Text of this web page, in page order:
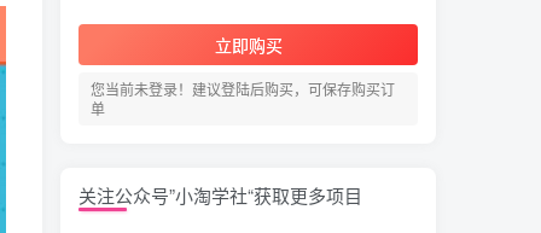
立即购买
您当前未登录！建议登陆后购买，可保存购买订
单
关注公众号”小淘学社“获取更多项目